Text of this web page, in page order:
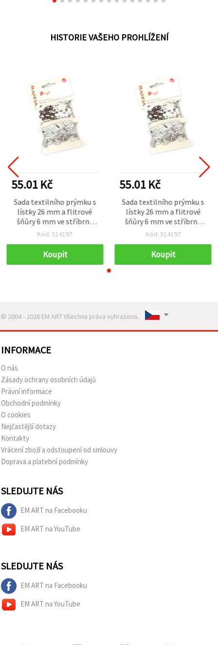
HISTORIE VAŠEHO PROHLÍŽENÍ
55.01 Kč
Sada textilního prýmku s
lístky 26 mm a flitrové
šňůry 6 mm ve stříbrné
barvě, délka 2 m
Kód: 514197
Koupit
55.01 Kč
Sada textilního prýmku s
lístky 26 mm a flitrové
šňůry 6 mm ve stříbrné
barvě, délka 2 m
Kód: 514197
Koupit
© 2004 - 2026 EM ART Všechna práva vyhrazena..
INFORMACE
O nás
Zásady ochrany osobních údajů
Právní informace
Obchodní podmínky
O cookies
Nejčastější dotazy
Kontakty
Vrácení zboží a odstoupení od smlouvy
Doprava a platební podmínky
SLEDUJTE NÁS
EM ART na Facebooku
EM ART na YouTube
SLEDUJTE NÁS
EM ART na Facebooku
EM ART na YouTube